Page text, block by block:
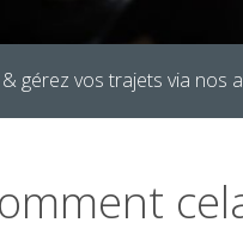
gérez vos trajets via nos